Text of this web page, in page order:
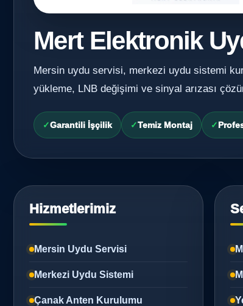
Mert Elektronik
Mersin uydu servisi, merkezi uydu sistemi
yükleme, LNB değişimi ve sinyal arızası
Garantili İşçilik Temiz Montaj
Hizmetlerimiz
Mersin Uydu Servisi
Merkezi Uydu Sistemi
Çanak Anten Kurulumu